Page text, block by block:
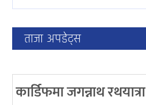
ताजा अपडेट्स
कार्डिफमा जगन्नाथ रथयात्रा